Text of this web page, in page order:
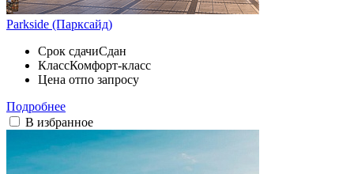
Parkside (Парксайд)
Срок сдачиСдан
КлассКомфорт-класс
Цена отпо запросу
Подробнее
В избранное